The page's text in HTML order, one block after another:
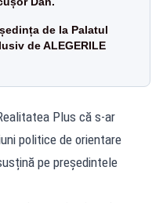
de la Palatul
de ALEGERILE
Plus că s-ar
politice de orientare
pe președintele